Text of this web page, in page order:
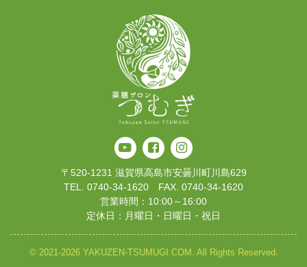
〒520-1231 滋賀県高島市安曇川町川島629
TEL. 0740-34-1620 FAX. 0740-34-1620
営業時間：10:00～16:00
定休日：月曜日・日曜日・祝日
© 2021-2026 YAKUZEN-TSUMUGI.COM. All Rights Reserved.